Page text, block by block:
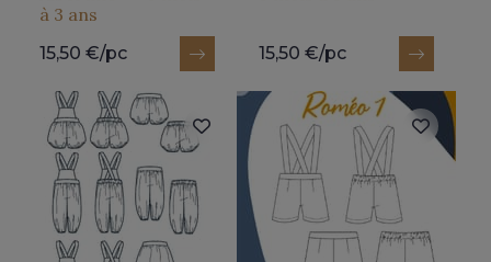
à 3 ans
15,50 €/pc 15,50 €/pc